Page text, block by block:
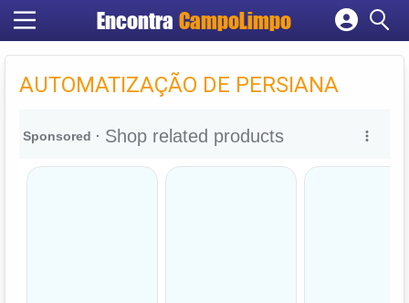
Encontra CampoLimpo
Cadastrar empresa
Criar conta
AUTOMATIZAÇÃO DE PERSIANA